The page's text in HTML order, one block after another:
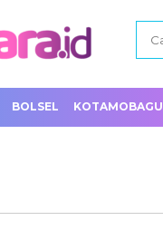
BOLSEL KOTAMOBAGU